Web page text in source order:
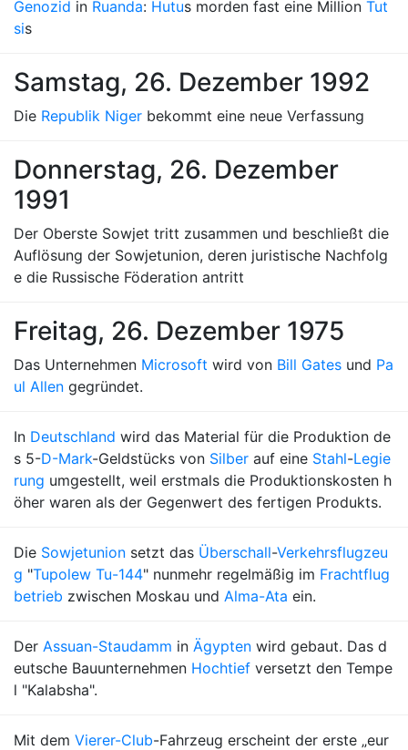
Genozid in Ruanda: Hutus morden fast eine Million Tut
sis
Samstag, 26. Dezember 1992
Die Republik Niger bekommt eine neue Verfassung
Donnerstag, 26. Dezember
1991
Der Oberste Sowjet tritt zusammen und beschließt die
Auflösung der Sowjetunion, deren juristische Nachfolg
e die Russische Föderation antritt
Freitag, 26. Dezember 1975
Das Unternehmen Microsoft wird von Bill Gates und Pa
ul Allen gegründet.
In Deutschland wird das Material für die Produktion de
s 5-D-Mark-Geldstücks von Silber auf eine Stahl-Legie
rung umgestellt, weil erstmals die Produktionskosten h
öher waren als der Gegenwert des fertigen Produkts.
Die Sowjetunion setzt das Überschall-Verkehrsflugzeu
g "Tupolew Tu-144" nunmehr regelmäßig im Frachtflug
betrieb zwischen Moskau und Alma-Ata ein.
Der Assuan-Staudamm in Ägypten wird gebaut. Das d
eutsche Bauunternehmen Hochtief versetzt den Tempe
l "Kalabsha".
Mit dem Vierer-Club-Fahrzeug erscheint der erste „eur